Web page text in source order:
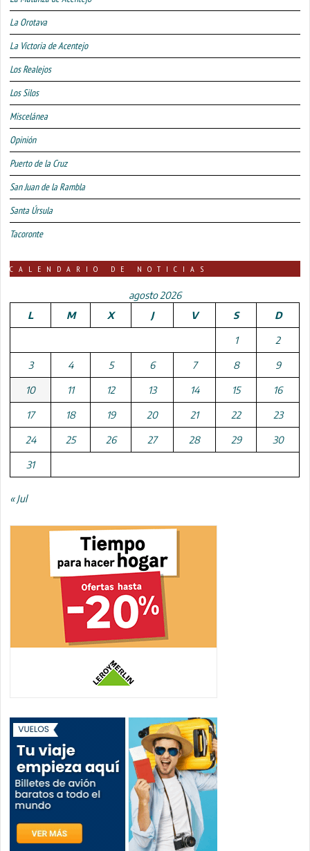
La Orotava
La Victoria de Acentejo
Los Realejos
Los Silos
Miscelánea
Opinión
Puerto de la Cruz
San Juan de la Rambla
Santa Úrsula
Tacoronte
CALENDARIO DE NOTICIAS
agosto 2026
L
M X J V S D
1 2
3 4 5 6 7 8 9
10 11 12 13 14 15 16
17 18 19 20 21 22 23
24 25 26 27 28 29 30
31
« Jul